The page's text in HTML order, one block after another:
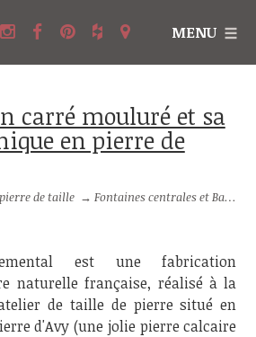
MENU
en pierre de
de taille →Fontaines centrales et Bassins en pierre
est une fabrication
naturelle française, réalisé à la
de taille de pierre situé en
d'Avy (une jolie pierre calcaire